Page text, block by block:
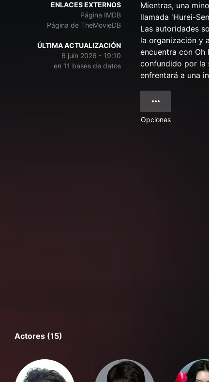
ENLACES EXTERNOS
Página IMDB
Página de TheMovieDB
ÚLTIMA ACTUALIZACIÓN
6 juin 2026 - 19:10
en 11 bases de datos
Mientras, una
llamada 'Hurei-
Las autoridades
la organización y
encuentra con Oh
confundido por la
enfrentará a una
Opciones
Actores (15)